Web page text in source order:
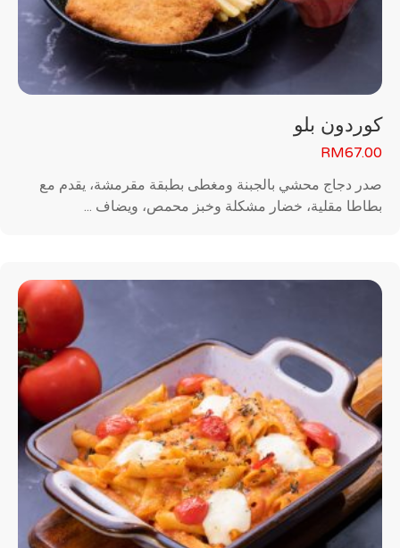
كوردون بلو
RM67.00
صدر دجاج محشي بالجبنة ومغطى بطبقة مقرمشة، يقدم مع
بطاطا مقلية، خضار مشكلة وخبز محمص، ويضاف ...